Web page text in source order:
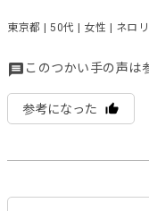
東京都 | 50代 | 女性 | ネロ
このつかい手の声は
参考になった